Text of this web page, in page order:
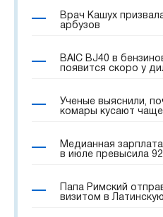
Врач Кашух
арбузов
BAIC BJ40 в
появится скоро у
Ученые выяснили,
комары кусают чаще
Медианная
в июле превысила
Папа Римский
визитом в